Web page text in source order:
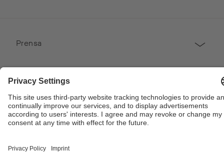
Prensa
CONTACTO
Copyright © 2026 Poggenpohl. Todos los derechos reservados